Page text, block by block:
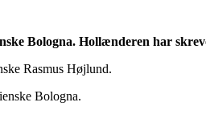
Bologna. Hollænderen har
Rasmus Højlund.
Bologna.